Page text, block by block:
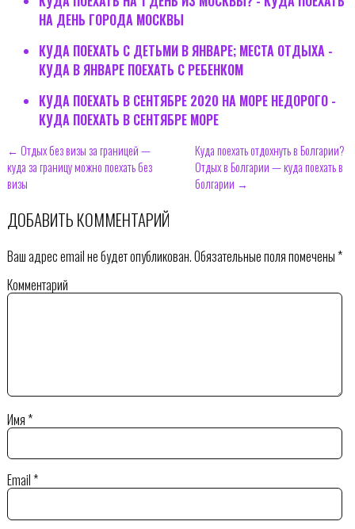
НА ДЕНЬ ГОРОДА МОСКВЫ
КУДА ПОЕХАТЬ С ДЕТЬМИ В ЯНВАРЕ; МЕСТА ОТДЫХА -
КУДА В ЯНВАРЕ ПОЕХАТЬ С РЕБЕНКОМ
КУДА ПОЕХАТЬ В СЕНТЯБРЕ 2020 НА МОРЕ НЕДОРОГО -
КУДА ПОЕХАТЬ В СЕНТЯБРЕ МОРЕ
← Отдых без визы за границей —
куда за границу можно поехать без
визы
Куда поехать отдохнуть в Болгарии?
Отдых в Болгарии — куда поехать в
болгарии →
ДОБАВИТЬ КОММЕНТАРИЙ
Ваш адрес email не будет опубликован.Обязательные поля помечены*
Комментарий
Имя*
Email*